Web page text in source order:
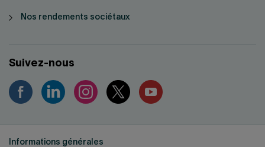
Nos rendements sociétaux
Suivez-nous
Informations générales